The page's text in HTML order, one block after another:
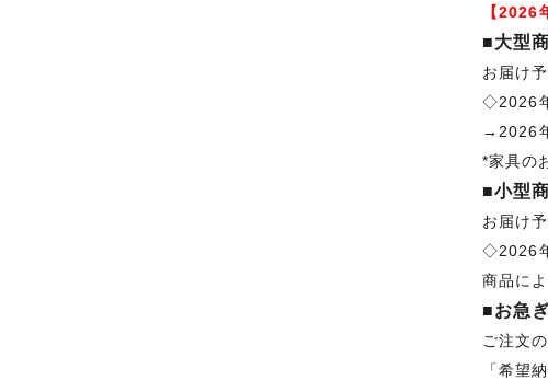
【2026
■大型
お届け
◇2026
→2026
*家具の
■小型
お届け
◇2026
商品に
■お急
ご注文
「希望